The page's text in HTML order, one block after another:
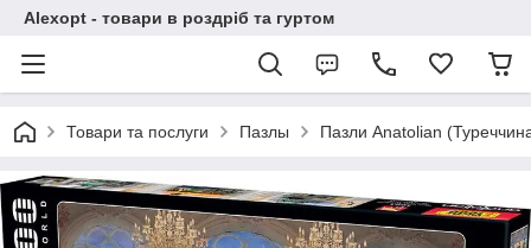
Alexopt - товари в роздріб та гуртом
Товари та послуги Пазлы Пазли Anatolian